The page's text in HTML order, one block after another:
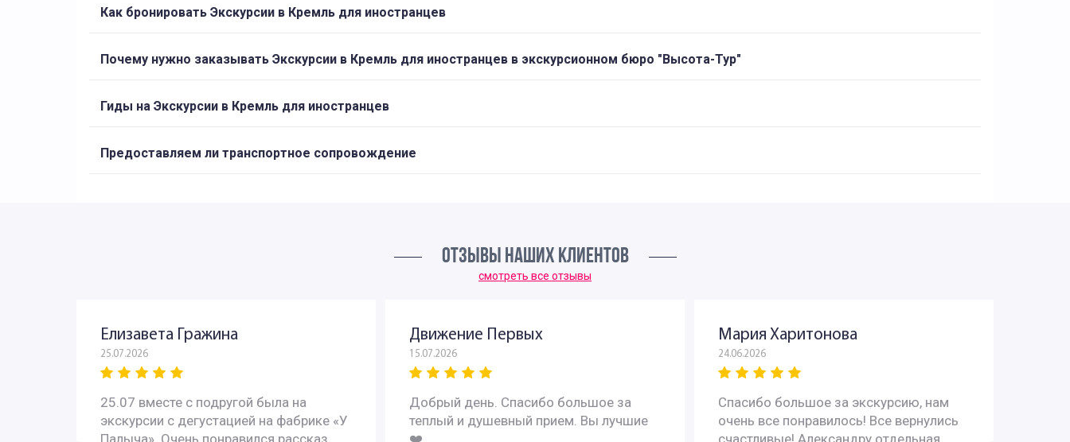
Как бронировать Экскурсии в Кремль для иностранцев
Почему нужно заказывать Экскурсии в Кремль для иностранцев в экскурсионном бюро "Высота-Тур"
Гиды на Экскурсии в Кремль для иностранцев
Предоставляем ли транспортное сопровождение
ОТЗЫВЫ НАШИХ КЛИЕНТОВ
смотреть все отзывы
Елизавета Гражина
25.07.2026
25.07 вместе с подругой была на
экскурсии с дегустацией на фабрике «У
Палыча». Очень понравился рассказ
Движение Первых
15.07.2026
Добрый день. Спасибо большое за
теплый и душевный прием. Вы лучшие
❤️
Мария Харитонова
24.06.2026
Спасибо большое за экскурсию, нам
очень все понравилось! Все вернулись
счастливые! Александру отдельная